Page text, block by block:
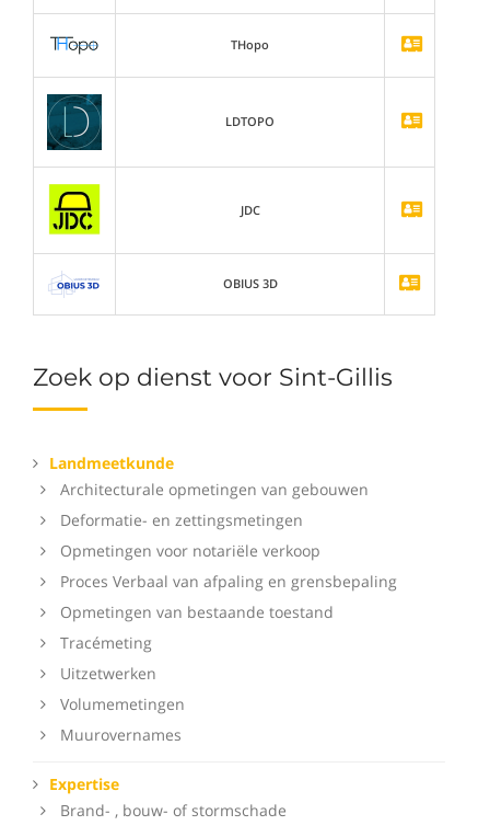
Zoek op dienst voor Sint-Gillis
Landmeetkunde
Architecturale opmetingen van gebouwen
Deformatie- en zettingsmetingen
Opmetingen voor notariële verkoop
Proces Verbaal van afpaling en grensbepaling
Opmetingen van bestaande toestand
Tracémeting
Uitzetwerken
Volumemetingen
Muurovernames
Expertise
Brand- , bouw- of stormschade
THopo
LDTOPO
JDC
OBIUS 3D